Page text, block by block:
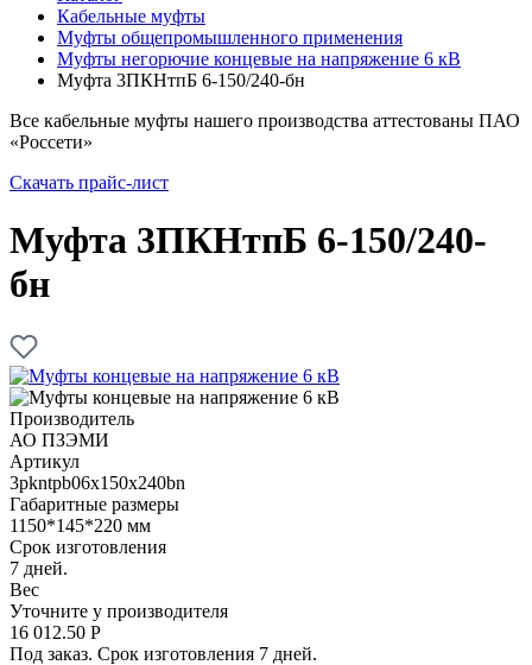
Кабельные муфты
Муфты общепромышленного применения
Муфты негорючие концевые на напряжение 6 кВ
Муфта 3ПКНтпБ 6-150/240-бн
Все кабельные муфты нашего производства аттестованы ПАО
«Россети»
Скачать прайс-лист
Муфта 3ПКНтпБ 6-150/240-
бн
Производитель
АО ПЗЭМИ
Артикул
3pkntpb06x150x240bn
Габаритные размеры
1150*145*220 мм
Срок изготовления
7 дней.
Вес
Уточните у производителя
16 012.50 Р
Под заказ. Срок изготовления 7 дней.